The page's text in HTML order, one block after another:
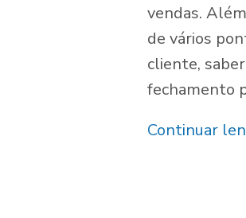
vendas.
de vários
cliente,
fechamento
Continuar